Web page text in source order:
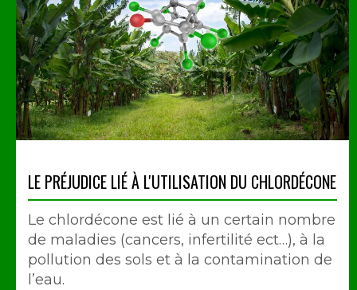
LE PRÉJUDICE LIÉ À L'UTILISATION DU CHLORDÉCONE
Le chlordécone est lié à un certain nombre
de maladies (cancers, infertilité ect…), à la
pollution des sols et à la contamination de
l’eau.